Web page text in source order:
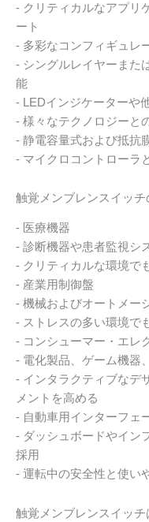
- クリティカルなアプリ
ート
- 多彩なコンフィギュレ
- シングルレイヤーまた
能
- LEDインジケーターや
- 様々なテクノロジーと
- 静電容量式および抵抗
- マイクロコントローラ
触覚メンブレンスイッチ
- 医療機器
- 診断機器や患者監視シ
- クリティカルな環境で
- 産業用制御盤
- 機械およびオートメー
- ストレスの多い環境で
- コンシューマー・エレ
- 電化製品、ゲーム機器
- インタラクティブなデ
メントを高める
- 自動車用インターフェ
- ダッシュボードやイン
採用
- 運転中の安全性と使い
触覚メンブレンスイッ